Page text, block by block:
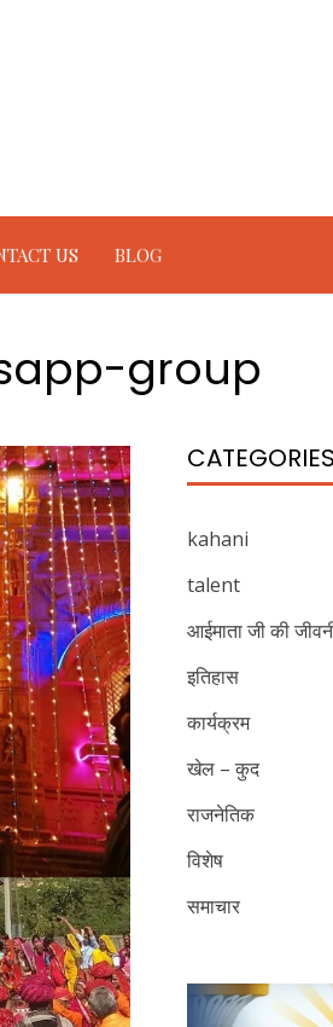
US BLOG
group
CATEGORIES
kahani
talent
आईमाता जी की
इतिहास
कार्यक्रम
खेल – कुद
राजनेतिक
विशेष
समाचार